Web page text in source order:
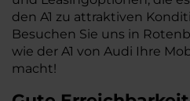
den A1 zu attraktiven
Besuchen Sie uns in
wie der A1 von Audi Ihre
macht!